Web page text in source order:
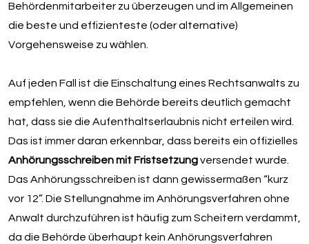
Behördenmitarbeiter zu überzeugen und im Allgemeinen
die beste und effizienteste (oder alternative)
Vorgehensweise zu wählen.
Auf jeden Fall ist die Einschaltung eines Rechtsanwalts zu
empfehlen, wenn die Behörde bereits deutlich gemacht
hat, dass sie die Aufenthaltserlaubnis nicht erteilen wird.
Das ist immer daran erkennbar, dass bereits ein offizielles
Anhörungsschreiben mit Fristsetzungversendet wurde.
Das Anhörungsschreiben ist dann gewissermaßen “kurz
vor 12”. Die Stellungnahme im Anhörungsverfahren ohne
Anwalt durchzuführen ist häufig zum Scheitern verdammt,
da die Behörde überhaupt kein Anhörungsverfahren